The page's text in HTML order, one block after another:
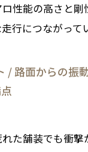
性能の高さと剛
行につながって
/ 路面からの振
た舗装でも衝撃